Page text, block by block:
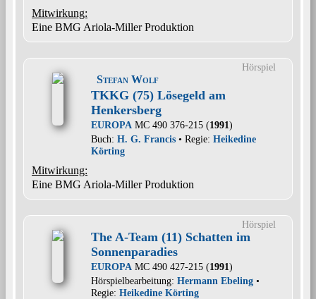
Mitwirkung:
Eine BMG Ariola-Miller Produktion
Hörspiel
Stefan Wolf
TKKG (75) Lösegeld am
Henkersberg
EUROPA MC 490 376-215 (1991)
Buch: H. G. Francis • Regie: Heikedine
Körting
Mitwirkung:
Eine BMG Ariola-Miller Produktion
Hörspiel
The A-Team (11) Schatten im
Sonnenparadies
EUROPA MC 490 427-215 (1991)
Hörspielbearbeitung: Hermann Ebeling •
Regie: Heikedine Körting